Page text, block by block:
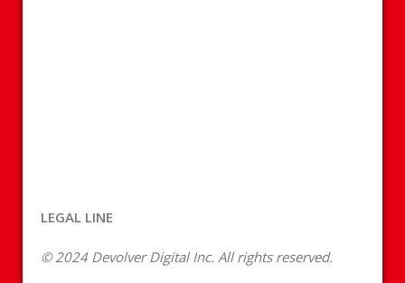
LEGAL LINE
© 2024 Devolver Digital Inc. All rights reserved.